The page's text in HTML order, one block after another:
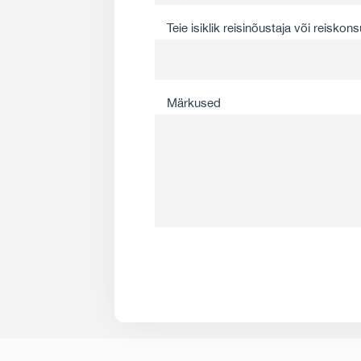
Teie isiklik reisinõustaja või
Märkused